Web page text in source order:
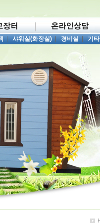
|샤워실(화장실)|경비실|기타